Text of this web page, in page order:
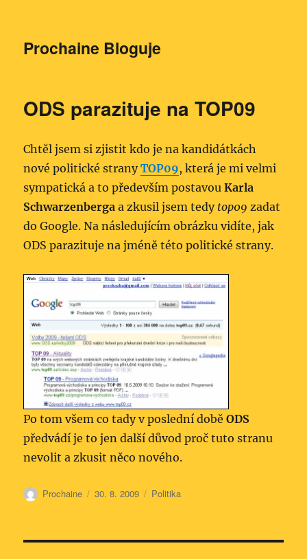
Prochaine Bloguje
ODS parazituje na TOP09
Chtěl jsem si zjistit kdo je na kandidátkách
nové politické stranyTOP09, která je mi velmi
sympatická a to především postavouKarla
Schwarzenberga a zkusil jsem tedy top09 zadat
do Google. Na následujícím obrázku vidíte, jak
ODS parazituje na jméně této politické strany.
Po tom všem co tady v poslední doběODS
předvádí je to jen další důvod proč tuto stranu
nevolit a zkusit něco nového.
Autor:
Prochaine Publikováno:
30. 8. 2009 Rubriky:
Politika